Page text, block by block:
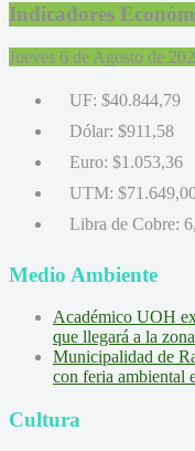
Indicadores
Jueves 6 de Agosto de
UF: $40.844,79
Dólar: $911,58
Euro: $1.053,36
UTM:
Libra de Cobre:
Medio Ambiente
Académico UOH
que llegará a la
Municipalidad de
con feria ambiental
Cultura